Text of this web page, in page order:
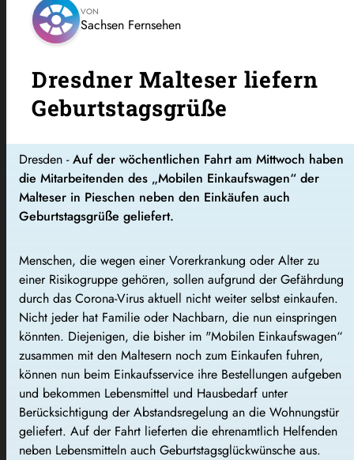
VON
Sachsen Fernsehen
Dresdner Malteser liefern
Geburtstagsgrüße
Dresden -Auf der wöchentlichen Fahrt am Mittwoch haben
die Mitarbeitenden des „Mobilen Einkaufswagen“ der
Malteser in Pieschen neben den Einkäufen auch
Geburtstagsgrüße geliefert.
Menschen, die wegen einer Vorerkrankung oder Alter zu
einer Risikogruppe gehören, sollen aufgrund der Gefährdung
durch das Corona-Virus aktuell nicht weiter selbst einkaufen.
Nicht jeder hat Familie oder Nachbarn, die nun einspringen
könnten. Diejenigen, die bisher im "Mobilen Einkaufswagen“
zusammen mit den Maltesern noch zum Einkaufen fuhren,
können nun beim Einkaufsservice ihre Bestellungen aufgeben
und bekommen Lebensmittel und Hausbedarf unter
Berücksichtigung der Abstandsregelung an die Wohnungstür
geliefert. Auf der Fahrt lieferten die ehrenamtlich Helfenden
neben Lebensmitteln auch Geburtstagsglückwünsche aus.